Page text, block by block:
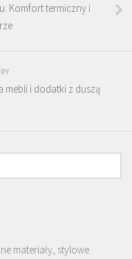
Komfort termiczny i
mebli i dodatki z duszą
materiały, stylowe